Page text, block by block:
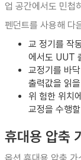
업 공간에서도 민첩
펜던트를 사용해 다
교 정기를 작
에서도 UUT
교정기를 바
출력값을 읽
위 험한 위치
교정을 수행
휴대용 압축